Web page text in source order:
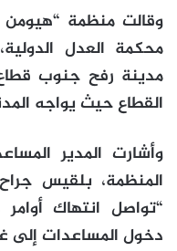
وقالت منظمة “هيومن
محكمة العدل
مدينة رفح جنوب
القطاع حيث يواجه
وأشارت المدير
المنظمة، بلقيس
“تواصل انتهاك
دخول المساعدات إلى